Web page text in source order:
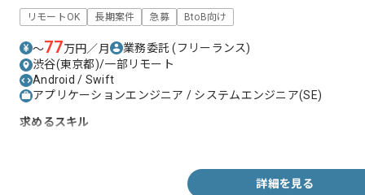
リモートOK 長期案件 急募 BtoB向け
〜77万円／月 業務委託(フリーランス)
渋谷(東京都)/一部リモート
Android / Swift
アプリケーションエンジニア / システムエンジニア(SE)
求めるスキル
詳細を見る